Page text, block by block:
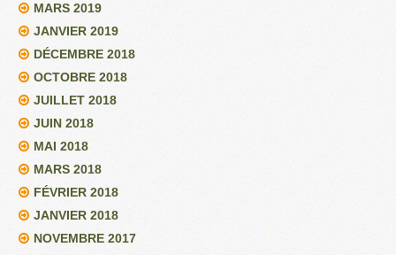
MARS 2019
JANVIER 2019
DÉCEMBRE 2018
OCTOBRE 2018
JUILLET 2018
JUIN 2018
MAI 2018
MARS 2018
FÉVRIER 2018
JANVIER 2018
NOVEMBRE 2017